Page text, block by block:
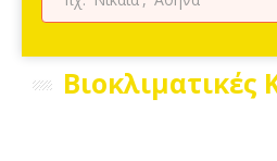
Βιοκλιματικές